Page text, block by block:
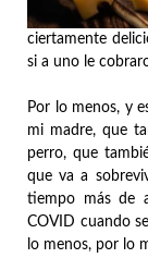
ciertamente
si a uno le
Por lo menos, y
mi madre, que
perro, que
que va a
tiempo más de
COVID cuando
lo menos, por lo